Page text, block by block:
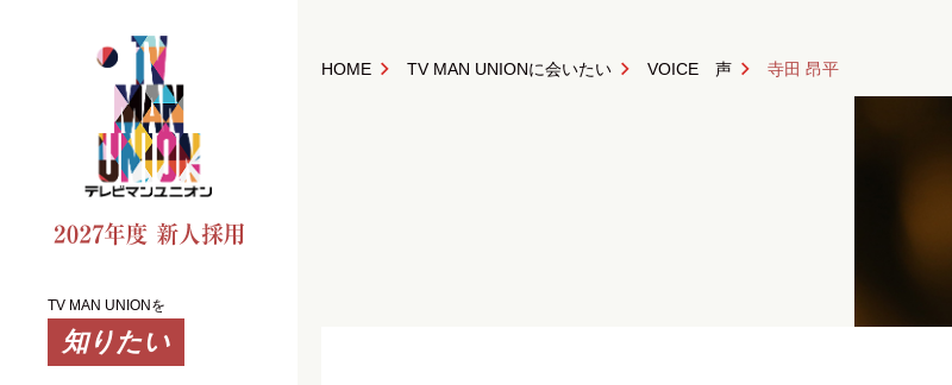
TV MAN UNIONを
HOME TV MAN UNIONに会いたい VOICE 声 寺田 昂平